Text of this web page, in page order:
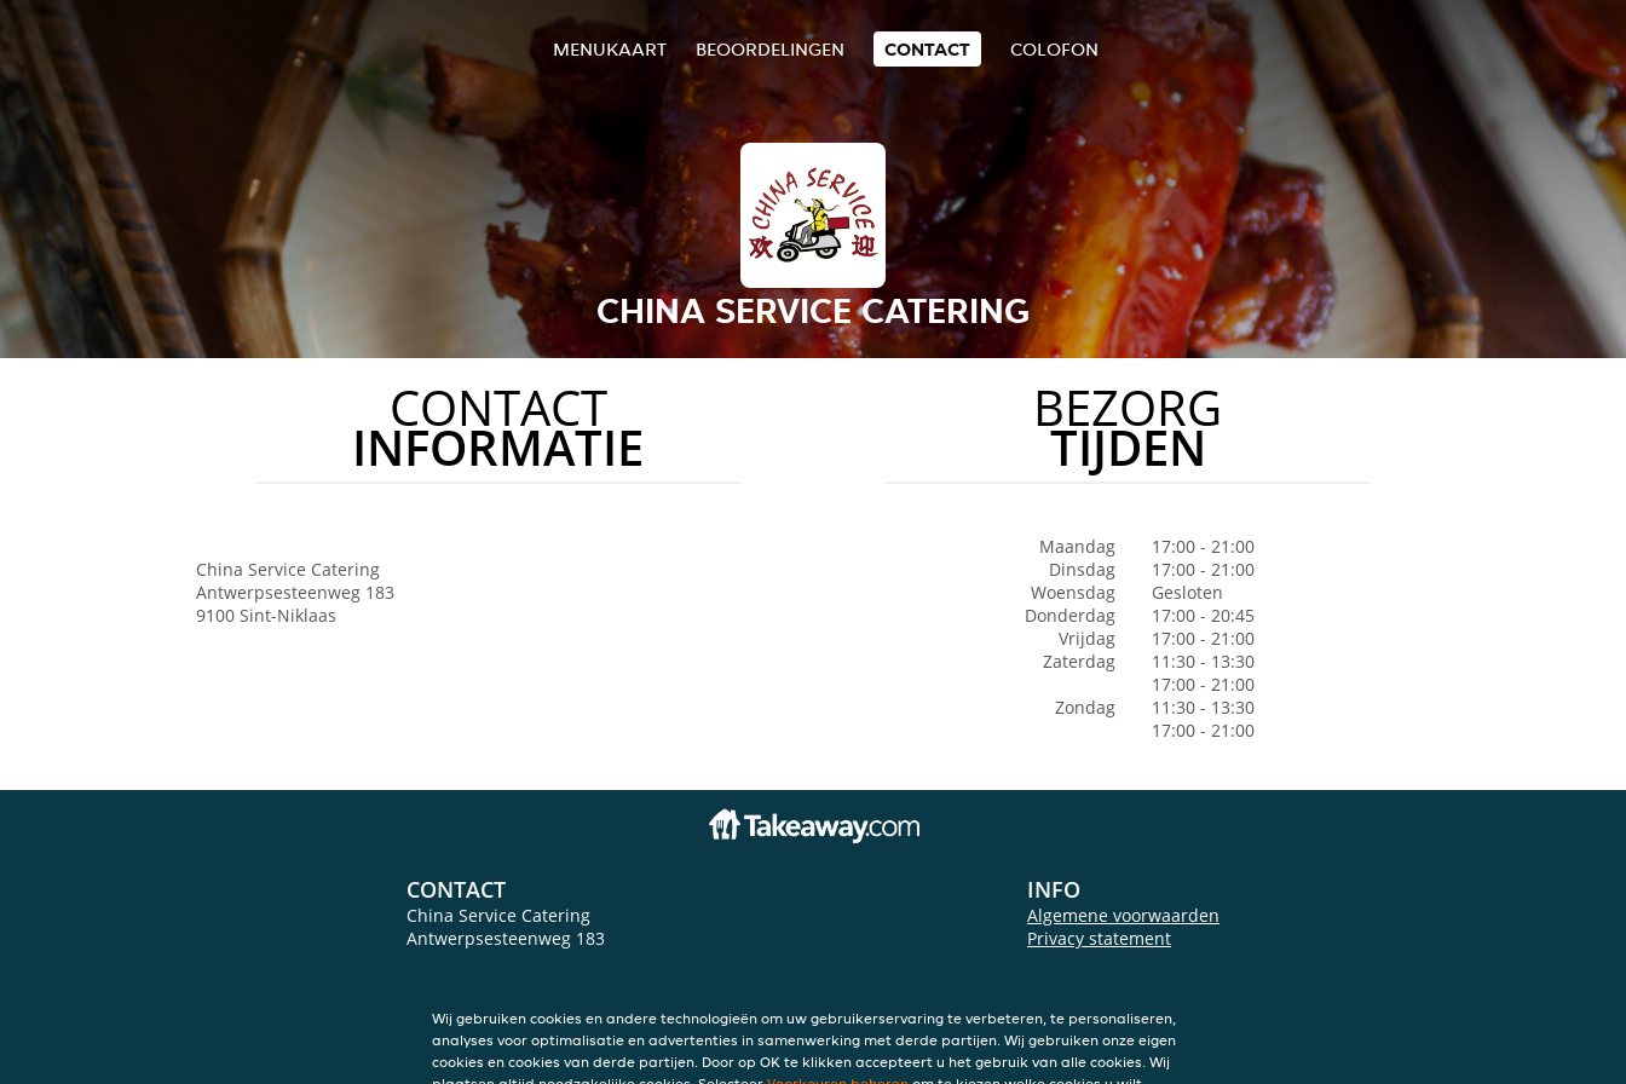
MENUKAART BEOORDELINGEN CONTACT COLOFON
CHINA SERVICE CATERING
CONTACT
INFORMATIE
China Service Catering
Antwerpsesteenweg 183
9100 Sint-Niklaas
BEZORG
TIJDEN
Maandag
17:00 - 21:00
Dinsdag
17:00 - 21:00
Woensdag
Gesloten
Donderdag
17:00 - 20:45
Vrijdag
17:00 - 21:00
Zaterdag
11:30 - 13:30
17:00 - 21:00
Zondag
11:30 - 13:30
17:00 - 21:00
CONTACT
China Service Catering
Antwerpsesteenweg 183
INFO
Algemene voorwaarden
Privacy statement
Wij gebruiken cookies en andere technologieën om uw gebruikerservaring te verbeteren, te personaliseren,
analyses voor optimalisatie en advertenties in samenwerking met derde partijen. Wij gebruiken onze eigen
cookies en cookies van derde partijen. Door op OK te klikken accepteert u het gebruik van alle cookies. Wij